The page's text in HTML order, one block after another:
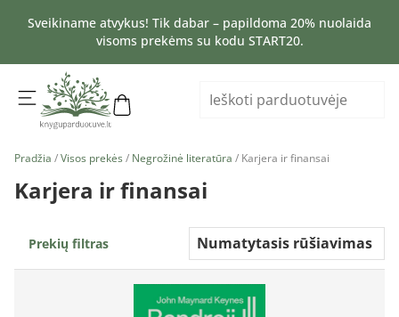
Sveikiname atvykus! Tik dabar – papildoma 20% nuolaida
visoms prekėms su kodu START20.
Pradžia /Visos prekės / Negrožinė literatūra / Karjera ir finansai
Karjera ir finansai
Prekių filtras